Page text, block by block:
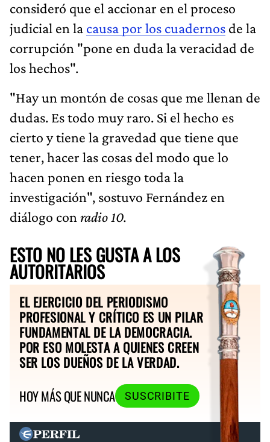
consideró que el accionar en el proceso
judicial en la causa por los cuadernos de la
corrupción "pone en duda la veracidad de
los hechos".
"Hay un montón de cosas que me llenan de
dudas. Es todo muy raro. Si el hecho es
cierto y tiene la gravedad que tiene que
tener, hacer las cosas del modo que lo
hacen ponen en riesgo toda la
investigación", sostuvo Fernández en
diálogo con radio 10.
ESTO NO LES GUSTA A LOS
AUTORITARIOS
EL EJERCICIO DEL PERIODISMO
PROFESIONAL Y CRÍTICO ES UN PILAR
FUNDAMENTAL DE LA DEMOCRACIA.
POR ESO MOLESTA A QUIENES CREEN
SER LOS DUEÑOS DE LA VERDAD.
HOY MÁS QUE NUNCA
SUSCRIBITE